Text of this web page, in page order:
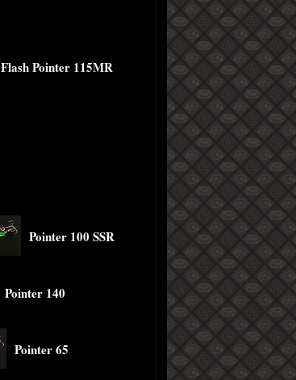
Flash Pointer 115MR
Pointer 100 SSR
Pointer 140
Pointer 65